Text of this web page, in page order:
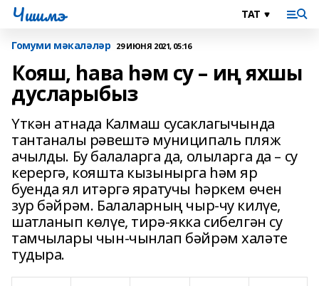
Чишмэ
Гомуми мәкаләләр 29 ИЮНЯ 2021, 05:16
Кояш, һава һәм су – иң яхшы
дусларыбыз
Үткән атнада Калмаш сусаклагычында
тантаналы рәвештә муниципаль пляж
ачылды. Бу балаларга да, олыларга да – су
керергә, кояшта кызынырга һәм яр
буенда ял итәргә яратучы һәркем өчен
зур бәйрәм. Балаларның чыр-чу килүе,
шатланып көлүе, тирә-якка сибелгән су
тамчылары чын-чынлап бәйрәм халәте
тудыра.